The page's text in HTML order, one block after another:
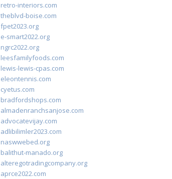
retro-interiors.com
theblvd-boise.com
fpet2023.org
e-smart2022.org
ngrc2022.org
leesfamilyfoods.com
lewis-lewis-cpas.com
eleontennis.com
cyetus.com
bradfordshops.com
almadenranchsanjose.com
advocatevijay.com
adlibilimler2023.com
naswwebed.org
balithut-manado.org
alteregotradingcompany.org
aprce2022.com